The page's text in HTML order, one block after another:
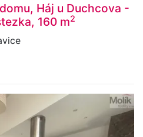
Háj u Duchcova -
160 m2